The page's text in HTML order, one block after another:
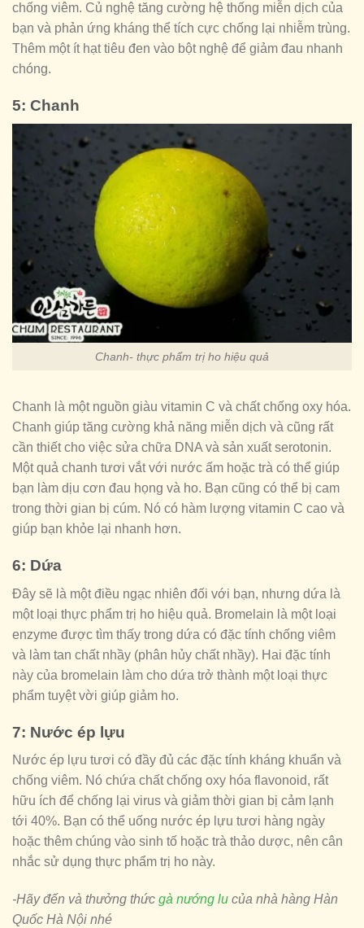
chống viêm. Củ nghệ tăng cường hệ thống miễn dịch của
bạn và phản ứng kháng thể tích cực chống lại nhiễm trùng.
Thêm một ít hạt tiêu đen vào bột nghệ để giảm đau nhanh
chóng.
5: Chanh
Chanh- thực phẩm trị ho hiệu quả
Chanh là một nguồn giàu vitamin C và chất chống oxy hóa.
Chanh giúp tăng cường khả năng miễn dịch và cũng rất
cần thiết cho việc sửa chữa DNA và sản xuất serotonin.
Một quả chanh tươi vắt với nước ấm hoặc trà có thể giúp
bạn làm dịu cơn đau họng và ho. Bạn cũng có thể bị cam
trong thời gian bị cúm. Nó có hàm lượng vitamin C cao và
giúp bạn khỏe lại nhanh hơn.
6: Dứa
Đây sẽ là một điều ngạc nhiên đối với bạn, nhưng dứa là
một loại thực phẩm trị ho hiệu quả. Bromelain là một loại
enzyme được tìm thấy trong dứa có đặc tính chống viêm
và làm tan chất nhầy (phân hủy chất nhầy). Hai đặc tính
này của bromelain làm cho dứa trở thành một loại thực
phẩm tuyệt vời giúp giảm ho.
7: Nước ép lựu
Nước ép lựu tươi có đầy đủ các đặc tính kháng khuẩn và
chống viêm. Nó chứa chất chống oxy hóa flavonoid, rất
hữu ích để chống lại virus và giảm thời gian bị cảm lạnh
tới 40%. Bạn có thể uống nước ép lựu tươi hàng ngày
hoặc thêm chúng vào sinh tố hoặc trà thảo dược, nên cân
nhắc sử dụng thực phẩm trị ho này.
-Hãy đến và thưởng thức gà nướng lu của nhà hàng Hàn
Quốc Hà Nội nhé